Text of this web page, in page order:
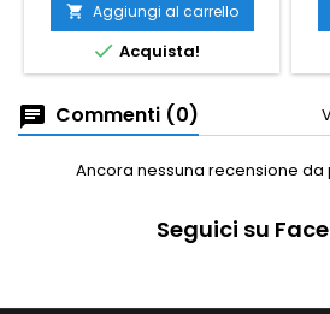
 Aggiungi al carrello
 Acquista!
Commenti (0)
Ancora nessuna recensione da
Seguici su